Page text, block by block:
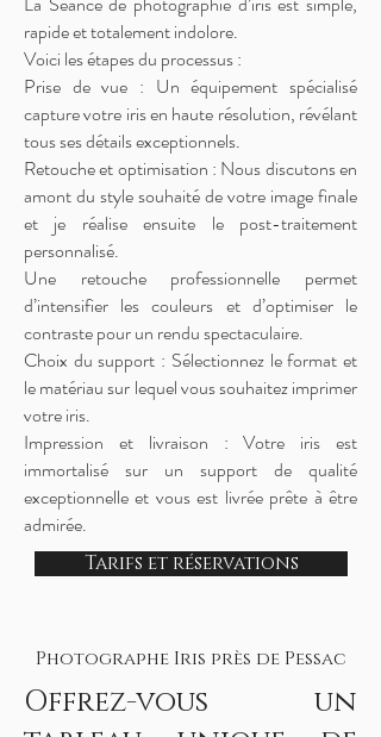
rapide et totalement indolore.
Voici les étapes du processus :
Prise de vue : Un équipement spécialisé
capture votre iris en haute résolution, révélant
tous ses détails exceptionnels.
Retouche et optimisation : Nous discutons en
amont du style souhaité de votre image finale
et je réalise ensuite le post-traitement
personnalisé.
Une retouche professionnelle permet
d’intensifier les couleurs et d’optimiser le
contraste pour un rendu spectaculaire.
Choix du support : Sélectionnez le format et
le matériau sur lequel vous souhaitez imprimer
votre iris.
Impression et livraison : Votre iris est
immortalisé sur un support de qualité
exceptionnelle et vous est livrée prête à être
admirée.
Tarifs et réservations
Photographe Iris près de Pessac
Offrez-vous un